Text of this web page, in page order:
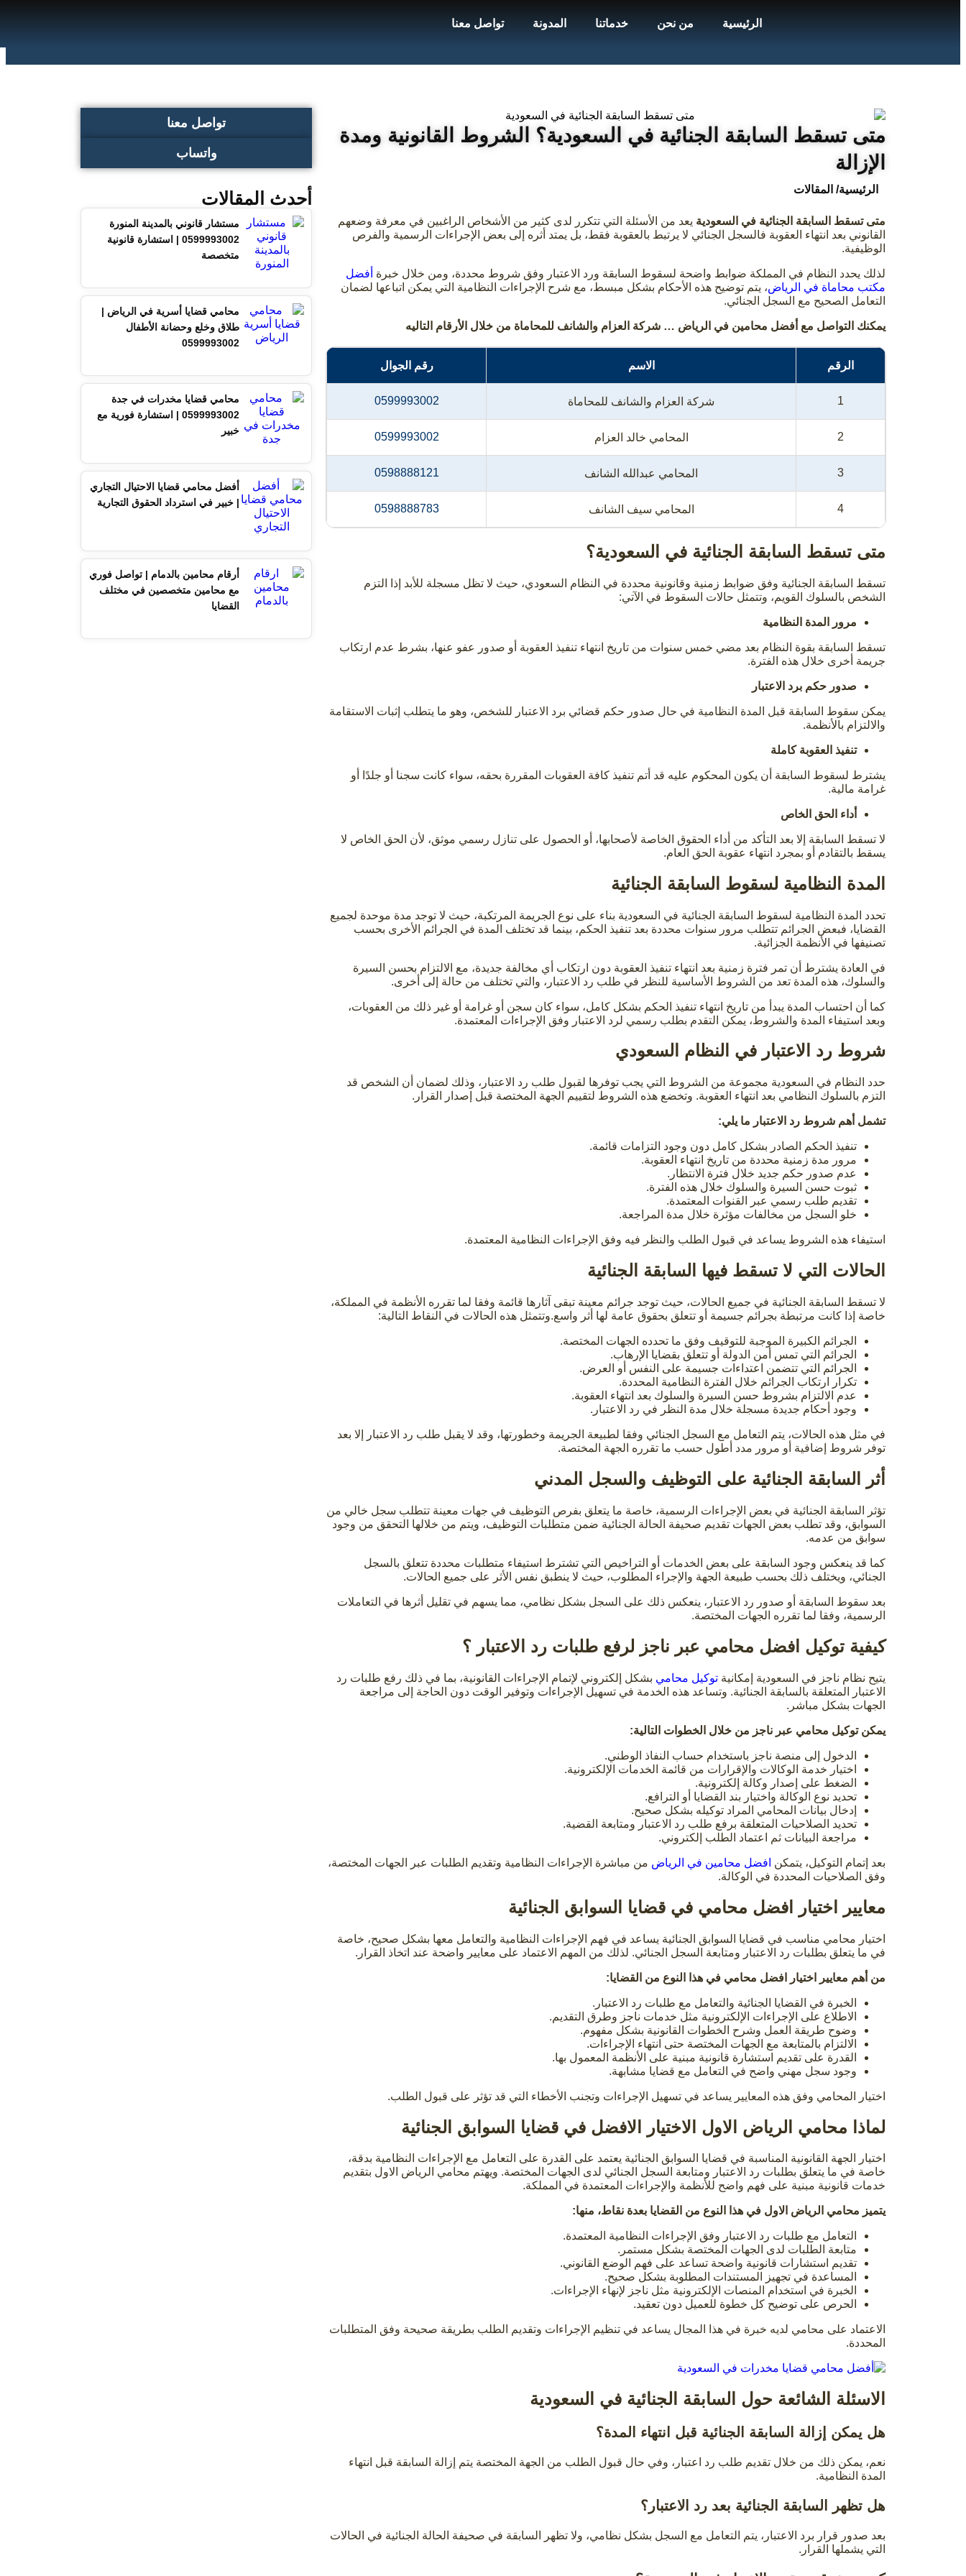
الرئيسية من نحن خدماتنا المدونة تواصل معنا
تواصل معنا
واتساب
أحدث المقالات
مستشار قانوني بالمدينة المنورة
0599993002 | استشارة قانونية
متخصصة
محامي قضايا أسرية في الرياض |
طلاق وخلع وحضانة الأطفال
0599993002
محامي قضايا مخدرات في جدة
0599993002 | استشارة فورية مع
خبير
أفضل محامي قضايا الاحتيال التجاري
| خبير في استرداد الحقوق التجارية
أرقام محامين بالدمام | تواصل فوري
مع محامين متخصصين في مختلف
القضايا
متى تسقط السابقة الجنائية في السعودية؟ الشروط القانونية ومدة
الإزالة
الرئيسية/ المقالات
متى تسقط السابقة الجنائية في السعودية يعد من الأسئلة التي تتكرر لدى كثير من الأشخاص الراغبين في معرفة وضعهم
القانوني بعد انتهاء العقوبة فالسجل الجنائي لا يرتبط بالعقوبة فقط، بل يمتد أثره إلى بعض الإجراءات الرسمية والفرص
الوظيفية.
لذلك يحدد النظام في المملكة ضوابط واضحة لسقوط السابقة ورد الاعتبار وفق شروط محددة، ومن خلال خبرة أفضل
مكتب محاماة في الرياض، يتم توضيح هذه الأحكام بشكل مبسط، مع شرح الإجراءات النظامية التي يمكن اتباعها لضمان
التعامل الصحيح مع السجل الجنائي.
يمكنك التواصل مع أفضل محامين في الرياض … شركة العزام والشانف للمحاماة من خلال الأرقام التاليه
الرقم الاسم رقم الجوال
1 شركة العزام والشانف للمحاماة 0599993002
2 المحامي خالد العزام 0599993002
3 المحامي عبدالله الشانف 0598888121
4 المحامي سيف الشانف 0598888783
متى تسقط السابقة الجنائية في السعودية؟
تسقط السابقة الجنائية وفق ضوابط زمنية وقانونية محددة في النظام السعودي، حيث لا تظل مسجلة للأبد إذا التزم
الشخص بالسلوك القويم، وتتمثل حالات السقوط في الآتي:
مرور المدة النظامية
تسقط السابقة بقوة النظام بعد مضي خمس سنوات من تاريخ انتهاء تنفيذ العقوبة أو صدور عفو عنها، بشرط عدم ارتكاب
جريمة أخرى خلال هذه الفترة.
صدور حكم برد الاعتبار
يمكن سقوط السابقة قبل المدة النظامية في حال صدور حكم قضائي برد الاعتبار للشخص، وهو ما يتطلب إثبات الاستقامة
والالتزام بالأنظمة.
تنفيذ العقوبة كاملة
يشترط لسقوط السابقة أن يكون المحكوم عليه قد أتم تنفيذ كافة العقوبات المقررة بحقه، سواء كانت سجنا أو جلدًا أو
غرامة مالية.
أداء الحق الخاص
لا تسقط السابقة إلا بعد التأكد من أداء الحقوق الخاصة لأصحابها، أو الحصول على تنازل رسمي موثق، لأن الحق الخاص لا
يسقط بالتقادم أو بمجرد انتهاء عقوبة الحق العام.
المدة النظامية لسقوط السابقة الجنائية
تحدد المدة النظامية لسقوط السابقة الجنائية في السعودية بناء على نوع الجريمة المرتكبة، حيث لا توجد مدة موحدة لجميع
القضايا، فبعض الجرائم تتطلب مرور سنوات محددة بعد تنفيذ الحكم، بينما قد تختلف المدة في الجرائم الأخرى بحسب
تصنيفها في الأنظمة الجزائية.
في العادة يشترط أن تمر فترة زمنية بعد انتهاء تنفيذ العقوبة دون ارتكاب أي مخالفة جديدة، مع الالتزام بحسن السيرة
والسلوك، هذه المدة تعد من الشروط الأساسية للنظر في طلب رد الاعتبار، والتي تختلف من حالة إلى أخرى.
كما أن احتساب المدة يبدأ من تاريخ انتهاء تنفيذ الحكم بشكل كامل، سواء كان سجن أو غرامة أو غير ذلك من العقوبات،
وبعد استيفاء المدة والشروط، يمكن التقدم بطلب رسمي لرد الاعتبار وفق الإجراءات المعتمدة.
شروط رد الاعتبار في النظام السعودي
حدد النظام في السعودية مجموعة من الشروط التي يجب توفرها لقبول طلب رد الاعتبار، وذلك لضمان أن الشخص قد
التزم بالسلوك النظامي بعد انتهاء العقوبة. وتخضع هذه الشروط لتقييم الجهة المختصة قبل إصدار القرار.
تشمل أهم شروط رد الاعتبار ما يلي:
تنفيذ الحكم الصادر بشكل كامل دون وجود التزامات قائمة.
مرور مدة زمنية محددة من تاريخ انتهاء العقوبة.
عدم صدور حكم جديد خلال فترة الانتظار.
ثبوت حسن السيرة والسلوك خلال هذه الفترة.
تقديم طلب رسمي عبر القنوات المعتمدة.
خلو السجل من مخالفات مؤثرة خلال مدة المراجعة.
استيفاء هذه الشروط يساعد في قبول الطلب والنظر فيه وفق الإجراءات النظامية المعتمدة.
الحالات التي لا تسقط فيها السابقة الجنائية
لا تسقط السابقة الجنائية في جميع الحالات، حيث توجد جرائم معينة تبقى آثارها قائمة وفقا لما تقرره الأنظمة في المملكة،
خاصة إذا كانت مرتبطة بجرائم جسيمة أو تتعلق بحقوق عامة لها أثر واسع.وتتمثل هذه الحالات في النقاط التالية:
الجرائم الكبيرة الموجبة للتوقيف وفق ما تحدده الجهات المختصة.
الجرائم التي تمس أمن الدولة أو تتعلق بقضايا الإرهاب.
الجرائم التي تتضمن اعتداءات جسيمة على النفس أو العرض.
تكرار ارتكاب الجرائم خلال الفترة النظامية المحددة.
عدم الالتزام بشروط حسن السيرة والسلوك بعد انتهاء العقوبة.
وجود أحكام جديدة مسجلة خلال مدة النظر في رد الاعتبار.
في مثل هذه الحالات، يتم التعامل مع السجل الجنائي وفقا لطبيعة الجريمة وخطورتها، وقد لا يقبل طلب رد الاعتبار إلا بعد
توفر شروط إضافية أو مرور مدد أطول حسب ما تقرره الجهة المختصة.
أثر السابقة الجنائية على التوظيف والسجل المدني
تؤثر السابقة الجنائية في بعض الإجراءات الرسمية، خاصة ما يتعلق بفرص التوظيف في جهات معينة تتطلب سجل خالي من
السوابق، وقد تطلب بعض الجهات تقديم صحيفة الحالة الجنائية ضمن متطلبات التوظيف، ويتم من خلالها التحقق من وجود
سوابق من عدمه.
كما قد ينعكس وجود السابقة على بعض الخدمات أو التراخيص التي تشترط استيفاء متطلبات محددة تتعلق بالسجل
الجنائي، ويختلف ذلك بحسب طبيعة الجهة والإجراء المطلوب، حيث لا ينطبق نفس الأثر على جميع الحالات.
بعد سقوط السابقة أو صدور رد الاعتبار، ينعكس ذلك على السجل بشكل نظامي، مما يسهم في تقليل أثرها في التعاملات
الرسمية، وفقا لما تقرره الجهات المختصة.
كيفية توكيل افضل محامي عبر ناجز لرفع طلبات رد الاعتبار ؟
يتيح نظام ناجز في السعودية إمكانية توكيل محامي بشكل إلكتروني لإتمام الإجراءات القانونية، بما في ذلك رفع طلبات رد
الاعتبار المتعلقة بالسابقة الجنائية. وتساعد هذه الخدمة في تسهيل الإجراءات وتوفير الوقت دون الحاجة إلى مراجعة
الجهات بشكل مباشر.
يمكن توكيل محامي عبر ناجز من خلال الخطوات التالية:
الدخول إلى منصة ناجز باستخدام حساب النفاذ الوطني.
اختيار خدمة الوكالات والإقرارات من قائمة الخدمات الإلكترونية.
الضغط على إصدار وكالة إلكترونية.
تحديد نوع الوكالة واختيار بند القضايا أو الترافع.
إدخال بيانات المحامي المراد توكيله بشكل صحيح.
تحديد الصلاحيات المتعلقة برفع طلب رد الاعتبار ومتابعة القضية.
مراجعة البيانات ثم اعتماد الطلب إلكتروني.
بعد إتمام التوكيل، يتمكن افضل محامين في الرياض من مباشرة الإجراءات النظامية وتقديم الطلبات عبر الجهات المختصة،
وفق الصلاحيات المحددة في الوكالة.
معايير اختيار افضل محامي في قضايا السوابق الجنائية
اختيار محامي مناسب في قضايا السوابق الجنائية يساعد في فهم الإجراءات النظامية والتعامل معها بشكل صحيح، خاصة
في ما يتعلق بطلبات رد الاعتبار ومتابعة السجل الجنائي. لذلك من المهم الاعتماد على معايير واضحة عند اتخاذ القرار.
من أهم معايير اختيار افضل محامي في هذا النوع من القضايا:
الخبرة في القضايا الجنائية والتعامل مع طلبات رد الاعتبار.
الاطلاع على الإجراءات الإلكترونية مثل خدمات ناجز وطرق التقديم.
وضوح طريقة العمل وشرح الخطوات القانونية بشكل مفهوم.
الالتزام بالمتابعة مع الجهات المختصة حتى انتهاء الإجراءات.
القدرة على تقديم استشارة قانونية مبنية على الأنظمة المعمول بها.
وجود سجل مهني واضح في التعامل مع قضايا مشابهة.
اختيار المحامي وفق هذه المعايير يساعد في تسهيل الإجراءات وتجنب الأخطاء التي قد تؤثر على قبول الطلب.
لماذا محامي الرياض الاول الاختيار الافضل في قضايا السوابق الجنائية
اختيار الجهة القانونية المناسبة في قضايا السوابق الجنائية يعتمد على القدرة على التعامل مع الإجراءات النظامية بدقة،
خاصة في ما يتعلق بطلبات رد الاعتبار ومتابعة السجل الجنائي لدى الجهات المختصة. ويهتم محامي الرياض الاول بتقديم
خدمات قانونية مبنية على فهم واضح للأنظمة والإجراءات المعتمدة في المملكة.
يتميز محامي الرياض الاول في هذا النوع من القضايا بعدة نقاط، منها:
التعامل مع طلبات رد الاعتبار وفق الإجراءات النظامية المعتمدة.
متابعة الطلبات لدى الجهات المختصة بشكل مستمر.
تقديم استشارات قانونية واضحة تساعد على فهم الوضع القانوني.
المساعدة في تجهيز المستندات المطلوبة بشكل صحيح.
الخبرة في استخدام المنصات الإلكترونية مثل ناجز لإنهاء الإجراءات.
الحرص على توضيح كل خطوة للعميل دون تعقيد.
الاعتماد على محامي لديه خبرة في هذا المجال يساعد في تنظيم الإجراءات وتقديم الطلب بطريقة صحيحة وفق المتطلبات
المحددة.
الاسئلة الشائعة حول السابقة الجنائية في السعودية
هل يمكن إزالة السابقة الجنائية قبل انتهاء المدة؟
نعم، يمكن ذلك من خلال تقديم طلب رد اعتبار، وفي حال قبول الطلب من الجهة المختصة يتم إزالة السابقة قبل انتهاء
المدة النظامية.
هل تظهر السابقة الجنائية بعد رد الاعتبار؟
بعد صدور قرار برد الاعتبار، يتم التعامل مع السجل بشكل نظامي، ولا تظهر السابقة في صحيفة الحالة الجنائية في الحالات
التي يشملها القرار.